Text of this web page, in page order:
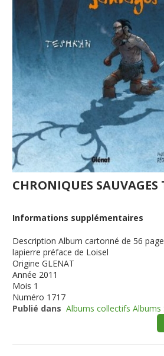
CHRONIQUES SAUVAGES
Informations supplémentaires
Description Album cartonné de 56
lapierre préface de Loisel
Origine GLENAT
Année 2011
Mois 1
Numéro 1717
Publié dans Albums collectifs Albums